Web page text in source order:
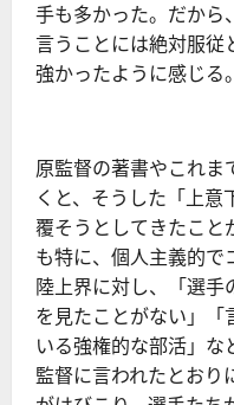
手も多かった。だから
言うことには絶対服従
強かったように感じる。
原監督の著書やこれま
くと、そうした「上
覆そうとしてきたこと
も特に、個人主義的で
陸上界に対し、「選手
を見たことがない」「
いる強権的な部活」な
監督に言われたとおり